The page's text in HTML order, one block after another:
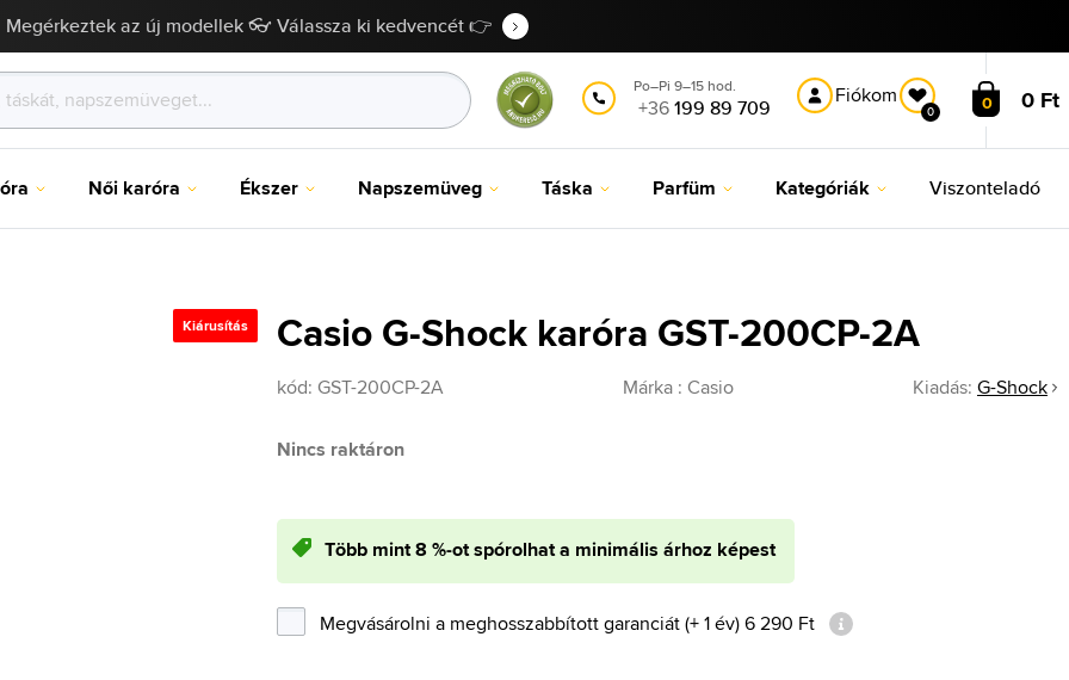
Megérkeztek az új modellek 👓 Válassza ki kedvencét 👉
Po–Pi 9–15 hod.
+36199 89 709 Fiókom
0 0 0 Ft
Női karóra Ékszer Napszemüveg Táska Parfüm Kategóriák Viszonteladó
Kiárusítás Casio G-Shock karóra GST-200CP-2A
kód: GST-200CP-2A Márka : Casio Kiadás: G-Shock
Nincs raktáron
Több mint 8 %-ot spórolhat a minimális árhoz képest
Megvásárolni a meghosszabbított garanciát (+ 1 év) 6 290 Ft